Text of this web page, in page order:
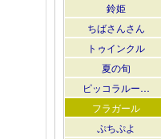
鈴姫
ちばさんさん
トゥインクル
夏の旬
ピッコラルー…
フラガール
ぷちぷよ